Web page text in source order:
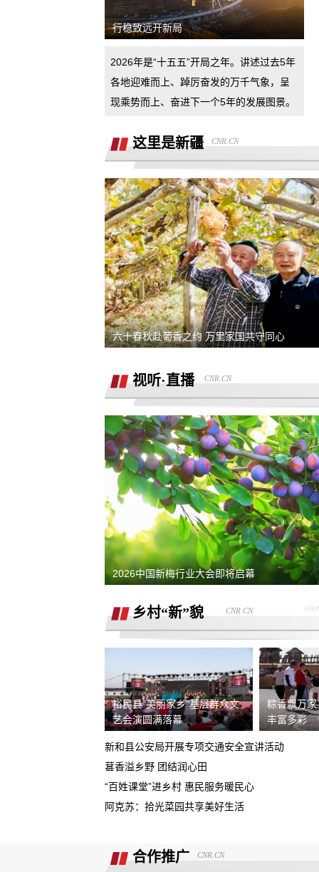
骗子上门推销熊猫净水器，专挑农村老
下手
同，联合二手车商坑骗消费者。退诚意
小米17pro镜头起雾，官方拆机后没解决
好问题，并且不换新，我申请换新加
杭州金昌宝湖不加价不给提车，拒绝交
汽车还不给退定金
市场价格调节问题
买车时承诺可以三个月后提前还款并落
到了合同现在条件满足但被拒，我要求
合同执行
半年了不给退定金，要求退回定金
潍坊寿光驰峰广汽本田购车定金拒不退
还，霸王条款
河北军文教育科技有限公司虚假宣传
公司退定金
强买强卖 强制贷款 称交意向金进行锁车
服务 没有按规定实施购车流程
退订金销售承诺按揭不过订金退还合同
有备注现在订金不退
订购的汽车，未完成验车，未交钥匙，
交付，订单被违规操作已完成订单
4s店隐瞒消费，侵犯了消费者知情权、
自主选择权，要求退还定金
我父亲被销售坑骗签了定金合同，提车
说没有现车要去外地。
宜享花业务员打电话叫我查看低息贷款
度，被强制下款
者，本人要求退还定金。
在4S店交了订金现在让退定金不退
据我了解，我锁单车辆根本没有生产，
需4s店跟厂家沟通即可取消订单。
现在诉求退款
重庆鑫茂丰硕汽车销售有限公司收取定
5000元不予退还
位，客户权益保障无门！
诉求:不能进行贷款审批流程，并退还订
行稳致远开新局
2026年是“十五五”开局之年。讲述过去5年
各地迎难而上、踔厉奋发的万千气象，呈
现乘势而上、奋进下一个5年的发展图景。
这里是新疆 CNR.CN
六十春秋赴葡香之约 万里家国共守同心
视听·直播 CNR.CN
2026中国新梅行业大会即将启幕
乡村“新”貌 CNR.CN
裕民县“美丽家乡”基层群众文
艺会演圆满落幕
粽香飘万
丰富多彩
新和县公安局开展专项交通安全宣讲活动
葚香溢乡野 团结润心田
“百姓课堂”进乡村 惠民服务暖民心
阿克苏：拾光菜园共享美好生活
合作推广 CNR.CN